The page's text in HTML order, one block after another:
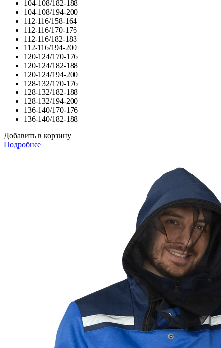
104-108/182-188
104-108/194-200
112-116/158-164
112-116/170-176
112-116/182-188
112-116/194-200
120-124/170-176
120-124/182-188
120-124/194-200
128-132/170-176
128-132/182-188
128-132/194-200
136-140/170-176
136-140/182-188
Добавить в корзину
Подробнее